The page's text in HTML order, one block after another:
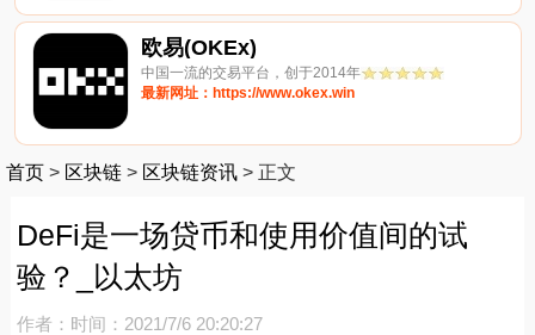
欧易(OKEx)
中国一流的交易平台，创于2014年
最新网址：https://www.okex.win
首页 > 区块链 > 区块链资讯 > 正文
DeFi是一场贷币和使用价值间的试
验？_以太坊
作者： 时间：2021/7/6 20:20:27